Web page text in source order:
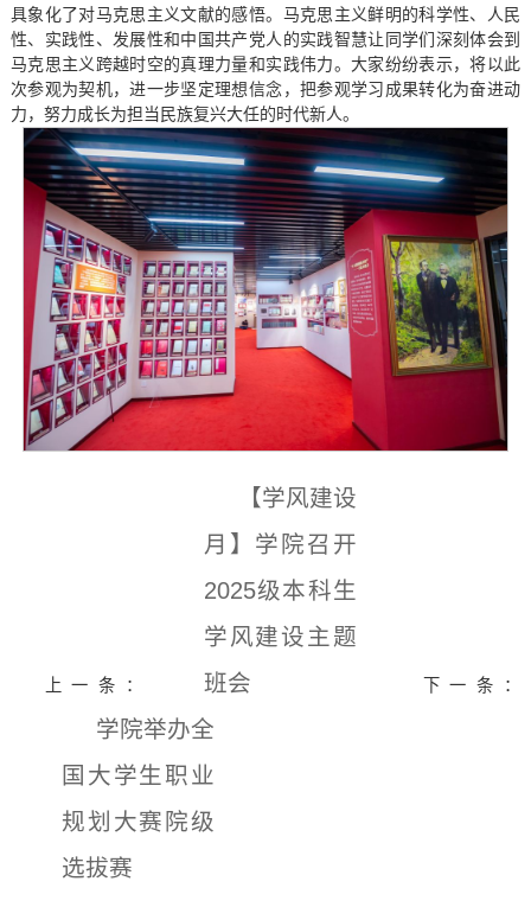
具象化了对马克思主义文献的感悟。马克思主义鲜明的科学性、人民
性、实践性、发展性和中国共产党人的实践智慧让同学们深刻体会到
马克思主义跨越时空的真理力量和实践伟力。大家纷纷表示，将以此
次参观为契机，进一步坚定理想信念，把参观学习成果转化为奋进动
力，努力成长为担当民族复兴大任的时代新人。
上一条：
【学风建设
月】学院召开
2025级本科生
学风建设主题
班会
下一条：
学院举办全
国大学生职业
规划大赛院级
选拔赛